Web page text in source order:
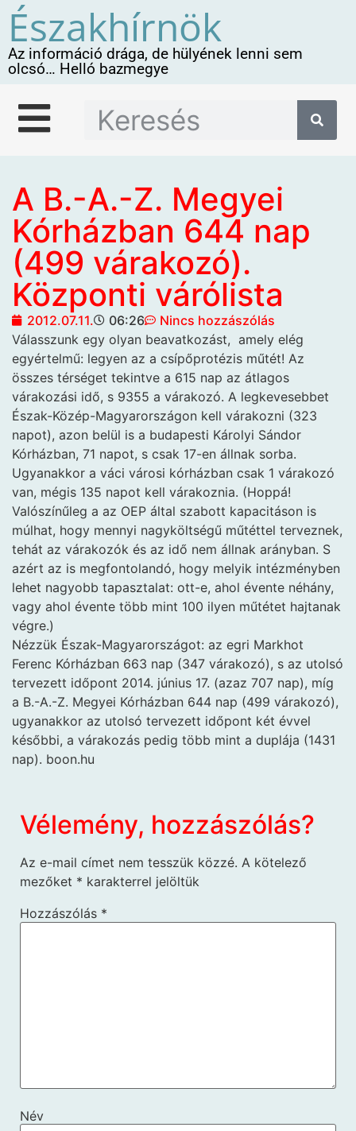
Északhírnök
Az információ drága, de hülyének lenni sem
olcsó… Helló bazmegye
A B.-A.-Z. Megyei
Kórházban 644 nap
(499 várakozó).
Központi várólista
2012.07.11. 06:26
Nincs hozzászólás
Válasszunk egy olyan beavatkozást, amely elég
egyértelmű: legyen az a csípőprotézis műtét! Az
összes térséget tekintve a 615 nap az átlagos
várakozási idő, s 9355 a várakozó. A legkevesebbet
Észak-Közép-Magyarországon kell várakozni (323
napot), azon belül is a budapesti Károlyi Sándor
Kórházban, 71 napot, s csak 17-en állnak sorba.
Ugyanakkor a váci városi kórházban csak 1 várakozó
van, mégis 135 napot kell várakoznia. (Hoppá!
Valószínűleg a az OEP által szabott kapacitáson is
múlhat, hogy mennyi nagyköltségű műtéttel terveznek,
tehát az várakozók és az idő nem állnak arányban. S
azért az is megfontolandó, hogy melyik intézményben
lehet nagyobb tapasztalat: ott-e, ahol évente néhány,
vagy ahol évente több mint 100 ilyen műtétet hajtanak
végre.)
Nézzük Észak-Magyarországot: az egri Markhot
Ferenc Kórházban 663 nap (347 várakozó), s az utolsó
tervezett időpont 2014. június 17. (azaz 707 nap), míg
a B.-A.-Z. Megyei Kórházban 644 nap (499 várakozó),
ugyanakkor az utolsó tervezett időpont két évvel
későbbi, a várakozás pedig több mint a duplája (1431
nap). boon.hu
Vélemény, hozzászólás?
Az e-mail címet nem tesszük közzé. A kötelező
mezőket * karakterrel jelöltük
Hozzászólás *
Név